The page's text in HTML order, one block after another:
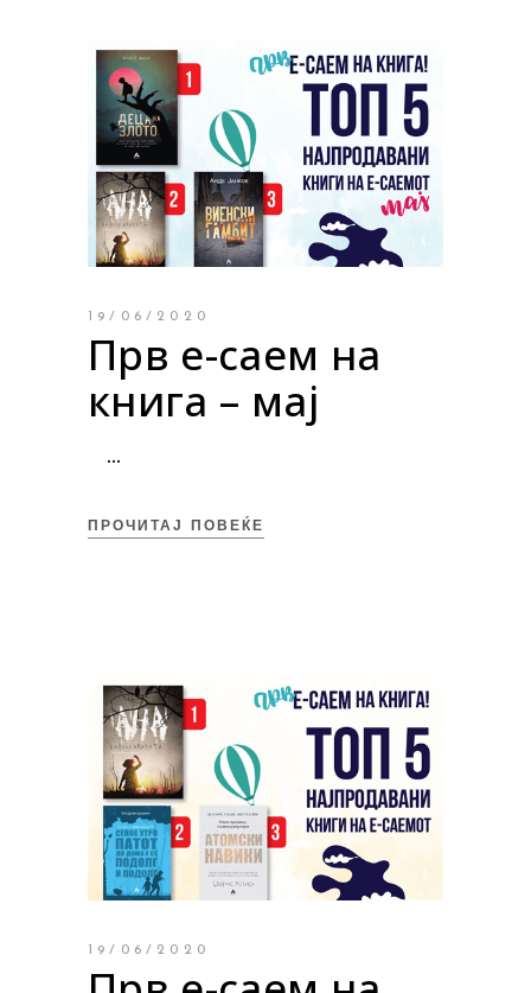
19/06/2020
Прв е-саем на
книга – мај
ПРОЧИТАЈ ПОВЕЌЕ
19/06/2020